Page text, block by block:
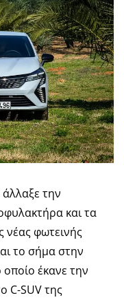
άλλαξε την
και τα
νέας φωτεινής
το σήμα στην
οποίο έκανε την
C-SUV της